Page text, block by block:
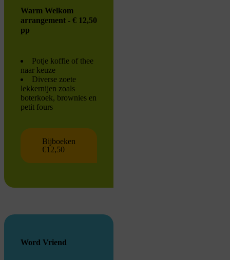
Warm Welkom
arrangement - € 12,50
pp
Potje koffie of thee
naar keuze
Diverse zoete
lekkernijen zoals
boterkoek, brownies en
petit fours
Bijboeken
€12,50
Word Vriend